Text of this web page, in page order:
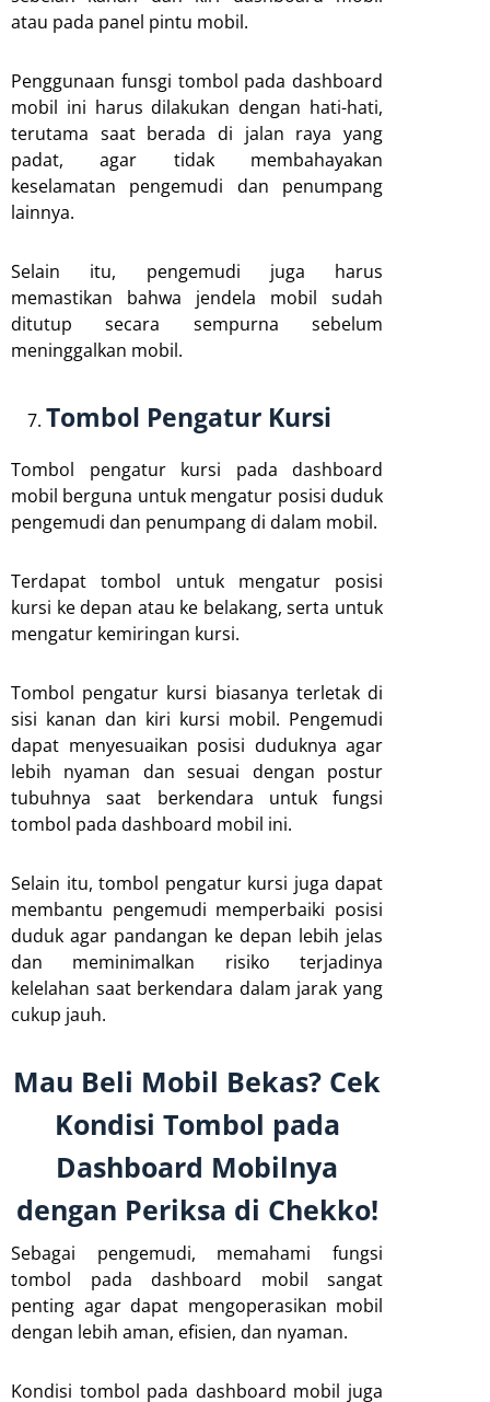
atau pada panel pintu mobil.
Penggunaan funsgi tombol pada dashboard
mobil ini harus dilakukan dengan hati-hati,
terutama saat berada di jalan raya yang
padat, agar tidak membahayakan
keselamatan pengemudi dan penumpang
lainnya.
Selain itu, pengemudi juga harus
memastikan bahwa jendela mobil sudah
ditutup secara sempurna sebelum
meninggalkan mobil.
Tombol Pengatur Kursi
Tombol pengatur kursi pada dashboard
mobil berguna untuk mengatur posisi duduk
pengemudi dan penumpang di dalam mobil.
Terdapat tombol untuk mengatur posisi
kursi ke depan atau ke belakang, serta untuk
mengatur kemiringan kursi.
Tombol pengatur kursi biasanya terletak di
sisi kanan dan kiri kursi mobil. Pengemudi
dapat menyesuaikan posisi duduknya agar
lebih nyaman dan sesuai dengan postur
tubuhnya saat berkendara untuk fungsi
tombol pada dashboard mobil ini.
Selain itu, tombol pengatur kursi juga dapat
membantu pengemudi memperbaiki posisi
duduk agar pandangan ke depan lebih jelas
dan meminimalkan risiko terjadinya
kelelahan saat berkendara dalam jarak yang
cukup jauh.
Mau Beli Mobil Bekas? Cek
Kondisi Tombol pada
Dashboard Mobilnya
dengan Periksa di Chekko!
Sebagai pengemudi, memahami fungsi
tombol pada dashboard mobil sangat
penting agar dapat mengoperasikan mobil
dengan lebih aman, efisien, dan nyaman.
Kondisi tombol pada dashboard mobil juga